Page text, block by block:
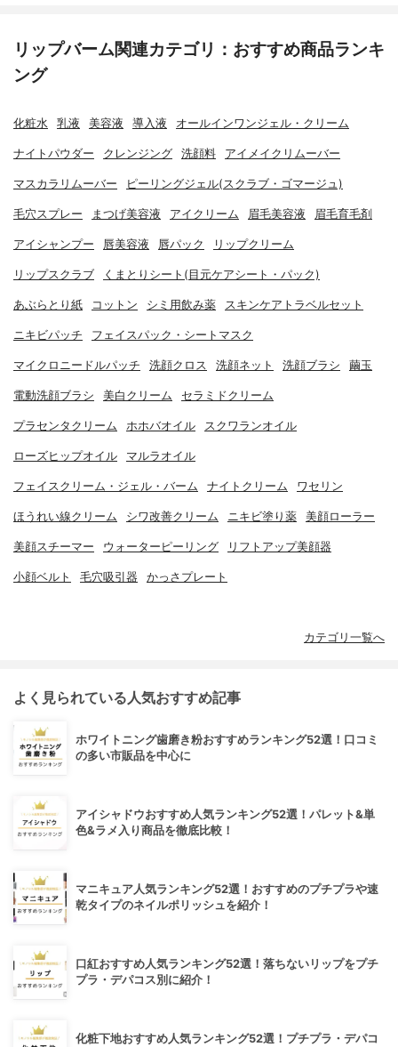
リップバーム関連カテゴリ：おすすめ商品ランキ
ング
化粧水 乳液 美容液 導入液 オールインワンジェル・クリーム
ナイトパウダー クレンジング 洗顔料 アイメイクリムーバー
マスカラリムーバー ピーリングジェル(スクラブ・ゴマージュ)
毛穴スプレー まつげ美容液 アイクリーム 眉毛美容液 眉毛育毛剤
アイシャンプー 唇美容液 唇パック リップクリーム
リップスクラブ くまとりシート(目元ケアシート・パック)
あぶらとり紙 コットン シミ用飲み薬 スキンケアトラベルセット
ニキビパッチ フェイスパック・シートマスク
マイクロニードルパッチ 洗顔クロス 洗顔ネット 洗顔ブラシ 繭玉
電動洗顔ブラシ 美白クリーム セラミドクリーム
プラセンタクリーム ホホバオイル スクワランオイル
ローズヒップオイル マルラオイル
フェイスクリーム・ジェル・バーム ナイトクリーム ワセリン
ほうれい線クリーム シワ改善クリーム ニキビ塗り薬 美顔ローラー
美顔スチーマー ウォーターピーリング リフトアップ美顔器
小顔ベルト 毛穴吸引器 かっさプレート
カテゴリ一覧へ
よく見られている人気おすすめ記事
ホワイトニング歯磨き粉おすすめランキング52選！口コミ
の多い市販品を中心に
アイシャドウおすすめ人気ランキング52選！パレット&単
色&ラメ入り商品を徹底比較！
マニキュア人気ランキング52選！おすすめのプチプラや速
乾タイプのネイルポリッシュを紹介！
口紅おすすめ人気ランキング52選！落ちないリップをプチ
プラ・デパコス別に紹介！
化粧下地おすすめ人気ランキング52選！プチプラ・デパコ